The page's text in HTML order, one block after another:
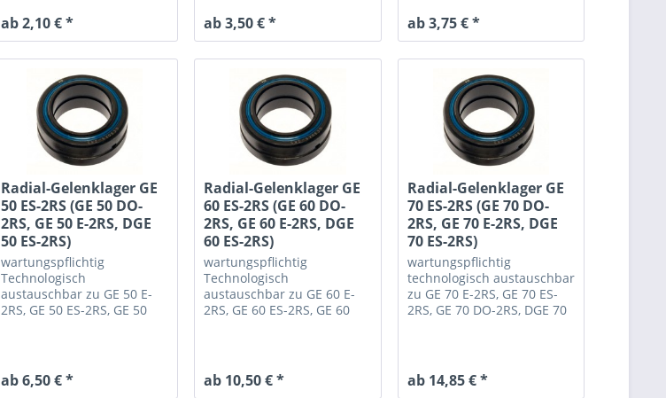
ab 2,10 € * ab 3,50 € * ab 3,75 € *
Radial-Gelenklager GE
50 ES-2RS (GE 50 DO-
2RS, GE 50 E-2RS, DGE
50 ES-2RS)
wartungspflichtig
Technologisch
austauschbar zu GE 50 E-
2RS, GE 50 ES-2RS, GE 50
ab 6,50 € *
Radial-Gelenklager GE
60 ES-2RS (GE 60 DO-
2RS, GE 60 E-2RS, DGE
60 ES-2RS)
wartungspflichtig
Technologisch
austauschbar zu GE 60 E-
2RS, GE 60 ES-2RS, GE 60
ab 10,50 € *
Radial-Gelenklager GE
70 ES-2RS (GE 70 DO-
2RS, GE 70 E-2RS, DGE
70 ES-2RS)
wartungspflichtig
technologisch austauschbar
zu GE 70 E-2RS, GE 70 ES-
2RS, GE 70 DO-2RS, DGE 70
ab 14,85 € *